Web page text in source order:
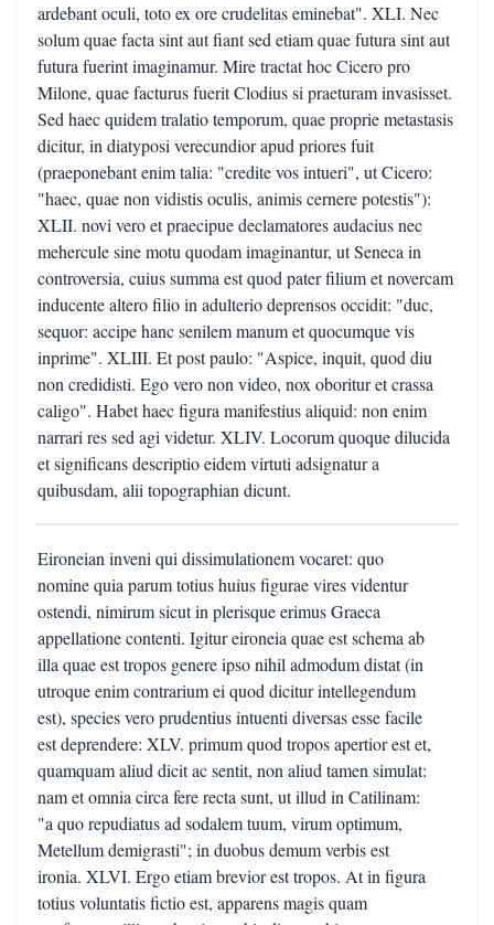
ardebant oculi, toto ex ore crudelitas eminebat". XLI. Nec
solum quae facta sint aut fiant sed etiam quae futura sint aut
futura fuerint imaginamur. Mire tractat hoc Cicero pro
Milone, quae facturus fuerit Clodius si praeturam invasisset.
Sed haec quidem tralatio temporum, quae proprie metastasis
dicitur, in diatyposi verecundior apud priores fuit
(praeponebant enim talia: "credite vos intueri", ut Cicero:
"haec, quae non vidistis oculis, animis cernere potestis"):
XLII. novi vero et praecipue declamatores audacius nec
mehercule sine motu quodam imaginantur, ut Seneca in
controversia, cuius summa est quod pater filium et novercam
inducente altero filio in adulterio deprensos occidit: "duc,
sequor: accipe hanc senilem manum et quocumque vis
inprime". XLIII. Et post paulo: "Aspice, inquit, quod diu
non credidisti. Ego vero non video, nox oboritur et crassa
caligo". Habet haec figura manifestius aliquid: non enim
narrari res sed agi videtur. XLIV. Locorum quoque dilucida
et significans descriptio eidem virtuti adsignatur a
quibusdam, alii topographian dicunt.
Eironeian inveni qui dissimulationem vocaret: quo
nomine quia parum totius huius figurae vires videntur
ostendi, nimirum sicut in plerisque erimus Graeca
appellatione contenti. Igitur eironeia quae est schema ab
illa quae est tropos genere ipso nihil admodum distat (in
utroque enim contrarium ei quod dicitur intellegendum
est), species vero prudentius intuenti diversas esse facile
est deprendere: XLV. primum quod tropos apertior est et,
quamquam aliud dicit ac sentit, non aliud tamen simulat:
nam et omnia circa fere recta sunt, ut illud in Catilinam:
"a quo repudiatus ad sodalem tuum, virum optimum,
Metellum demigrasti"; in duobus demum verbis est
ironia. XLVI. Ergo etiam brevior est tropos. At in figura
totius voluntatis fictio est, apparens magis quam